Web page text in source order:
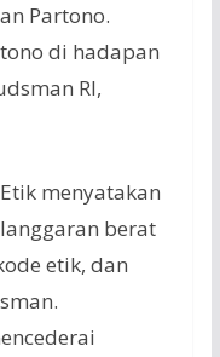
Partono.
di hadapan
RI,
menyatakan
berat
etik, dan